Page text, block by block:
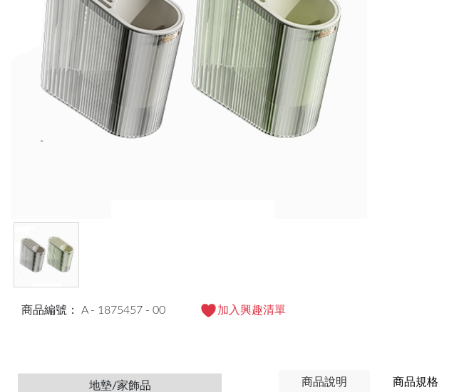
商品編號： A - 1875457 - 00 加入興趣清單
地墊/家飾品 商品說明 商品規格